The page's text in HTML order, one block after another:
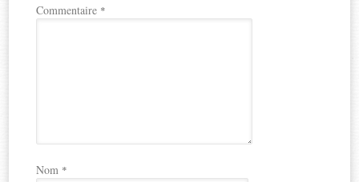
Commentaire *
Nom *